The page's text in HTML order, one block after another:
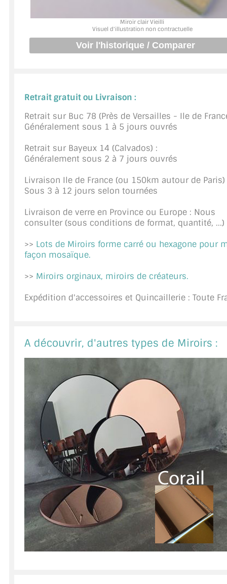
JOINTS D'ÉTANCHÉITÉS
FIXATION GARDES CORPS
ACCESSOIRES EN PROMOTIONS
EXEMPLES, RÉALISATIONS, INSPIRATIONS
NUANCIER RAL
COMMENT COUPER DU VERRE ?
CONSEILS / AIDE
A PROPOS DE LA LIVRAISON
NOUS CONTACTER
Miroir clair Vieilli
Visuel d'illustration non contractuelle
Retrait gratuit ou Livraison :
Retrait sur Buc 78 (Près de Versailles - Ile de
Généralement sous 1 à 5 jours ouvrés
Retrait sur Bayeux 14 (Calvados) :
Généralement sous 2 à 7 jours ouvrés
Livraison Ile de France (ou 150km autour de Paris)
Sous 3 à 12 jours selon tournées
Livraison de verre en Province ou Europe : Nous
consulter (sous conditions de format, quantité, ...)
>> Lots de Miroirs forme carré ou hexagone pour
façon mosaïque.
>> Miroirs orginaux, miroirs de créateurs.
Expédition d'accessoires et Quincaillerie : Toute
A découvrir, d'autres types de Miroirs :